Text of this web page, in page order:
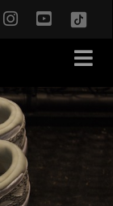
instagram